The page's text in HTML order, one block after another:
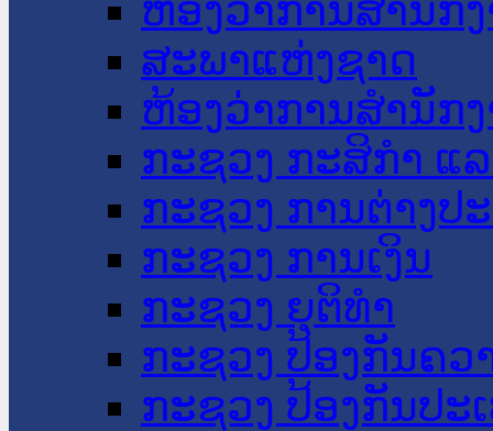
ຫ້ອງວ່າການສໍານັກ
ສະພາແຫ່ງຊາດ
ຫ້ອງວ່າການສຳນັກ
ກະຊວງ ກະສິກຳ ແ
ກະຊວງ ການຕ່າງປ
ກະຊວງ ການເງິນ
ກະຊວງ ຍຸຕິທໍາ
ກະຊວງ ປ້ອງກັນຄວ
ກະຊວງ ປ້ອງກັນປະ